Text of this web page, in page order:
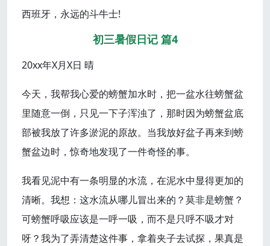
西班牙，永远的斗牛士!
初三暑假日记 篇4
20xx年X月X日 晴
今天，我帮我心爱的螃蟹加水时，把一盆水往螃蟹盆
里随意一倒，只见一下子浑浊了，那时因为螃蟹盆底
部被我放了许多淤泥的原故。当我放好盆子再来到螃
蟹盆边时，惊奇地发现了一件奇怪的事。
我看见泥中有一条明显的水流，在泥水中显得更加的
清晰。我想：这水流从哪儿冒出来的？莫非是螃蟹？
可螃蟹呼吸应该是一呼一吸，而不是只呼不吸才对
呀？我为了弄清楚这件事，拿着夹子去试探，果真是